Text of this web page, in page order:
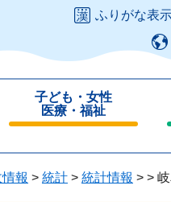
ふりがな表
子ども・女性
医療・福祉
じ
る
報 > 統計 > 統計情報 > >